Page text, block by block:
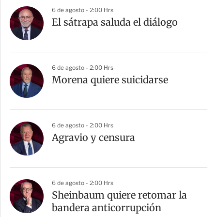
a
r
t
6 de agosto - 2:00 Hrs
El sátrapa saluda el diálogo
6 de agosto - 2:00 Hrs
Morena quiere suicidarse
6 de agosto - 2:00 Hrs
Agravio y censura
6 de agosto - 2:00 Hrs
Sheinbaum quiere retomar la
bandera anticorrupción